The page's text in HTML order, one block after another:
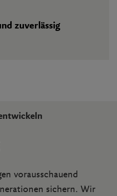
zuverlässig
vorausschauend
sichern. Wir